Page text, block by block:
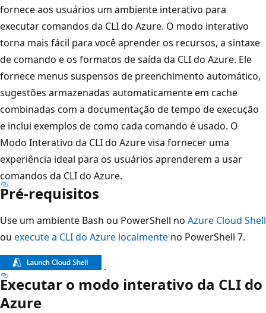
fornece aos usuários um ambiente interativo para
executar comandos da CLI do Azure. O modo interativo
torna mais fácil para você aprender os recursos, a sintaxe
de comando e os formatos de saída da CLI do Azure. Ele
fornece menus suspensos de preenchimento automático,
sugestões armazenadas automaticamente em cache
combinadas com a documentação de tempo de execução
e inclui exemplos de como cada comando é usado. O
Modo Interativo da CLI do Azure visa fornecer uma
experiência ideal para os usuários aprenderem a usar
comandos da CLI do Azure.
Pré-requisitos
Use um ambiente Bash ou PowerShell no Azure Cloud Shell
ou execute a CLI do Azure localmente no PowerShell 7.
.
Executar o modo interativo da CLI do
Azure